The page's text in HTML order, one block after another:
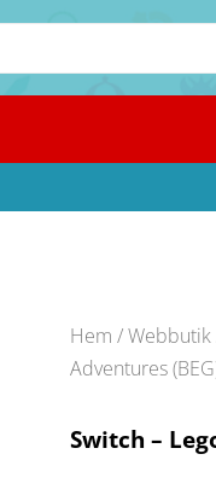
Hem /Webbutik
Adventures
Switch –